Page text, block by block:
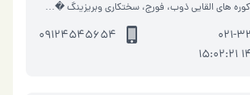
های القایی ذوب، فورج، سختکاری وبریزینگ �…
021-
09124545654